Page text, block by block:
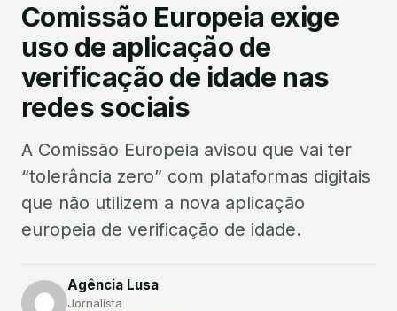
Comissão Europeia exige
uso de aplicação de
verificação de idade nas
redes sociais
A Comissão Europeia avisou que vai ter
“tolerância zero” com plataformas digitais
que não utilizem a nova aplicação
europeia de verificação de idade.
Agência Lusa
Jornalista